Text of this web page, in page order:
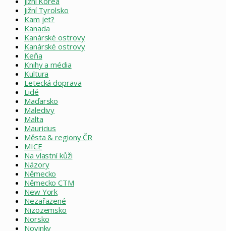
Jižní Tyrolsko
Kam jet?
Kanada
Kanárské ostrovy
Kanárské ostrovy
Keňa
Knihy a média
Kultura
Letecká doprava
Lidé
Maďarsko
Maledivy
Malta
Mauricius
Města & regiony ČR
MICE
Na vlastní kůži
Názory
Německo
Německo CTM
New York
Nezařazené
Nizozemsko
Norsko
Novinky